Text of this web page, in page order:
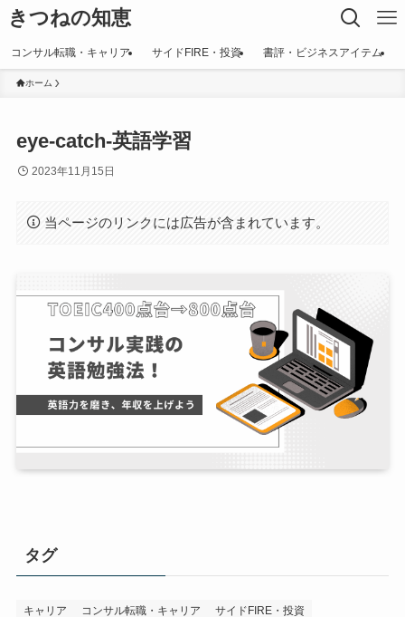
きつねの知恵
コンサル転職・キャリア サイドFIRE・投資 書評・ビジネスアイテム
ホーム
eye-catch-英語学習
2023年11月15日
当ページのリンクには広告が含まれています。
タグ
キャリア コンサル転職・キャリア
サイドFIRE・投資